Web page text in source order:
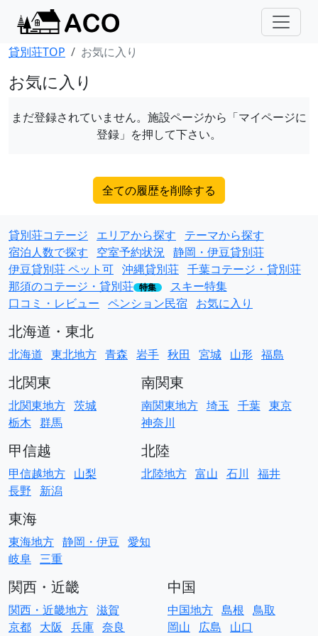
貸別荘TOP お気に入り
お気に入り
まだ登録されていません。施設ページから「マイページに
登録」を押して下さい。
全ての履歴を削除する
貸別荘コテージ エリアから探す
テーマから探す
宿泊人数で探す
空室予約状況 静岡・伊豆貸別荘
伊豆貸別荘 ペット可 沖縄貸別荘 千葉コテージ・貸別荘
那須のコテージ・貸別荘 特集
スキー特集
口コミ・レビュー ペンション民宿 お気に入り
北海道・東北
北海道 東北地方 青森 岩手 秋田 宮城 山形 福島
北関東
北関東地方 茨城
栃木 群馬
南関東
南関東地方 埼玉 千葉 東京
神奈川
甲信越
甲信越地方 山梨
長野
新潟
北陸
北陸地方 富山 石川 福井
東海
東海地方 静岡・伊豆 愛知
岐阜 三重
関西・近畿
関西・近畿地方 滋賀
京都 大阪 兵庫 奈良
中国
中国地方 島根 鳥取
岡山
広島 山口